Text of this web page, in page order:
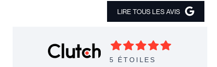
LIRE TOUS LES AVIS
5 ÉTOILES